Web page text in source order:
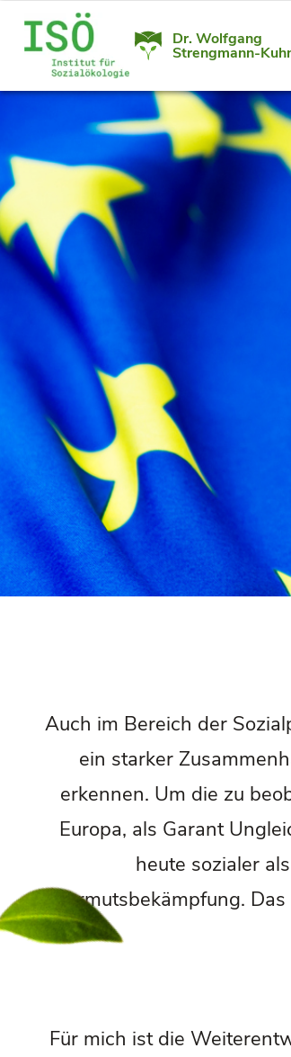
Dr. Wolfgang
Strengmann-
Auch im Bereich der
ein starker
erkennen. Um die zu
Europa, als Garant
heute sozialer
Armutsbekämpfung.
Für mich ist die